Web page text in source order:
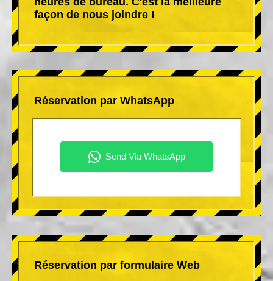
façon de nous joindre !
Réservation par WhatsApp
Réservation par formulaire Web